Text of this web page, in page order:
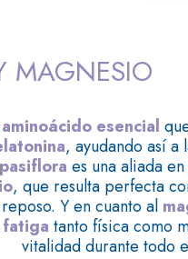
MAGNESIO
aminoácido esencial
, ayudando así a
pasiflora es una aliada
, que resulta perfecta
Y en cuanto al
fatiga tanto física como
vitalidad durante todo